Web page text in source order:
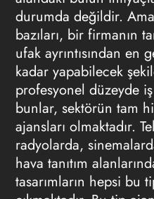
durumda değildir.
bazıları, bir firmanın
ufak ayrıntısından en
kadar yapabilecek
profesyonel düzeyde iş
bunlar, sektörün tam
ajansları olmaktadır.
radyolarda,
hava tanıtım
tasarımların hepsi bu